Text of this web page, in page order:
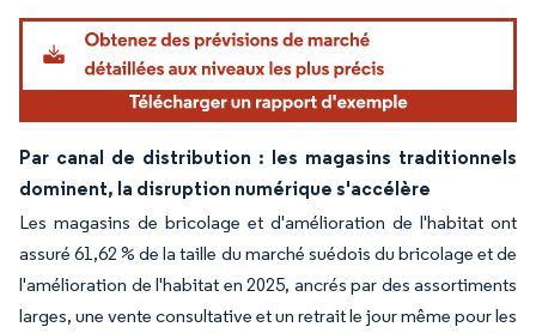
Par canal de distribution : les magasins traditionnels
dominent, la disruption numérique s'accélère
Les magasins de bricolage et d'amélioration de l'habitat ont
assuré 61,62 % de la taille du marché suédois du bricolage et de
l'amélioration de l'habitat en 2025, ancrés par des assortiments
larges, une vente consultative et un retrait le jour même pour les